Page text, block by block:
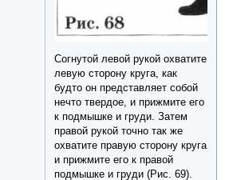
Согнутой левой рукой охватите
левую сторону круга, как
будто он представляет собой
нечто твердое, и прижмите его
к подмышке и груди. Затем
правой рукой точно так же
охватите правую сторону круга
и прижмите его к правой
подмышке и груди (Рис. 69).